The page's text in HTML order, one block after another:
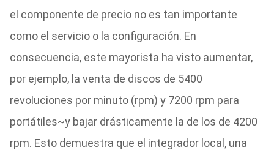
el componente de precio no es tan importante
como el servicio o la configuración. En
consecuencia, este mayorista ha visto aumentar,
por ejemplo, la venta de discos de 5400
revoluciones por minuto (rpm) y 7200 rpm para
portátiles~y bajar drásticamente la de los de 4200
rpm. Esto demuestra que el integrador local, una